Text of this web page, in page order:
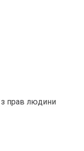
з прав людини